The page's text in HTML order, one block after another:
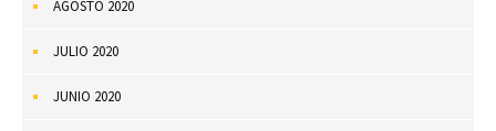
AGOSTO 2020
JULIO 2020
JUNIO 2020